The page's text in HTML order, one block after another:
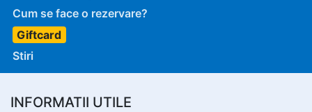
Cum se face o rezervare?
Giftcard
Stiri
INFORMATII UTILE